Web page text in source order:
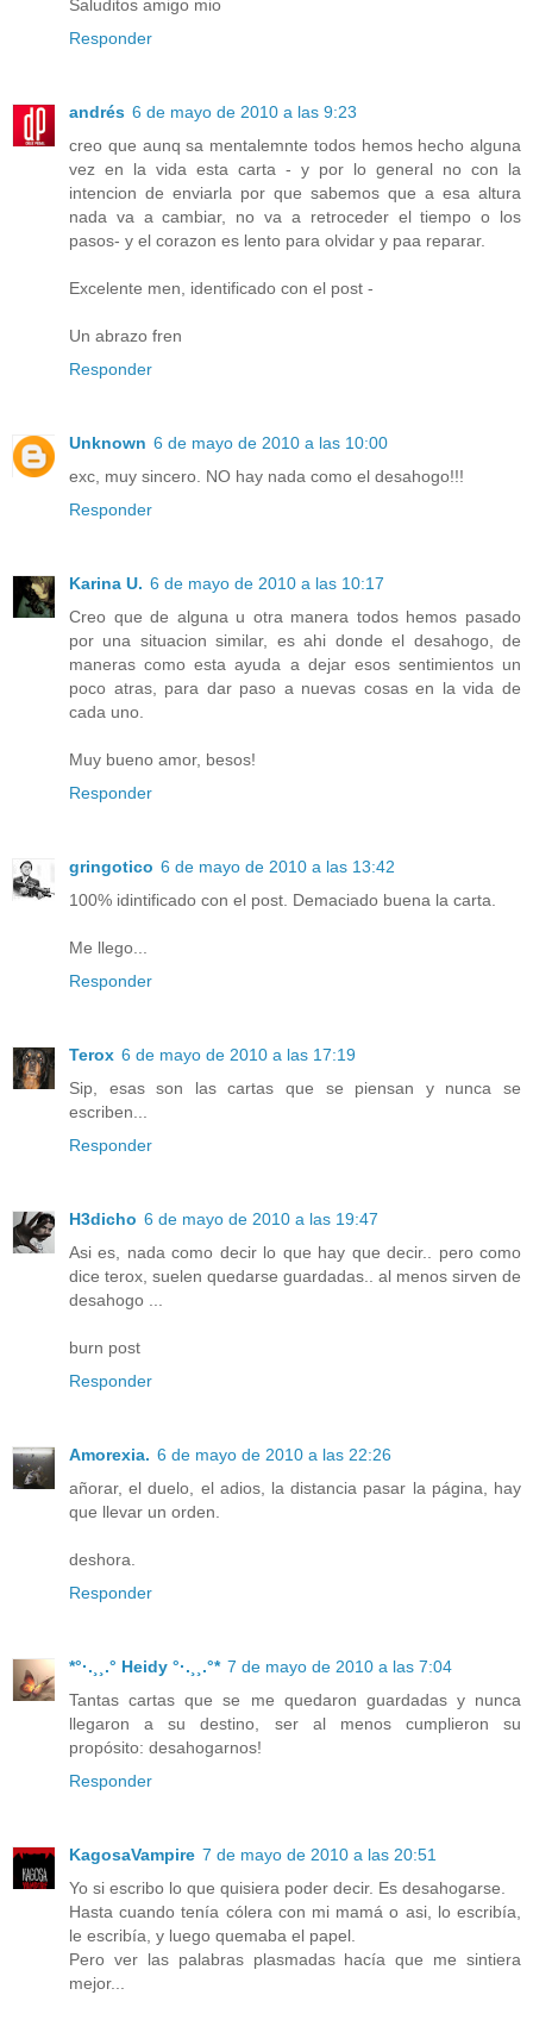
Saluditos amigo mio
Responder
andrés 6 de mayo de 2010 a las 9:23
creo que aunq sa mentalemnte todos hemos hecho alguna
vez en la vida esta carta - y por lo general no con la
intencion de enviarla por que sabemos que a esa altura
nada va a cambiar, no va a retroceder el tiempo o los
pasos- y el corazon es lento para olvidar y paa reparar.
Excelente men, identificado con el post -
Un abrazo fren
Responder
Unknown 6 de mayo de 2010 a las 10:00
exc, muy sincero. NO hay nada como el desahogo!!!
Responder
Karina U. 6 de mayo de 2010 a las 10:17
Creo que de alguna u otra manera todos hemos pasado
por una situacion similar, es ahi donde el desahogo, de
maneras como esta ayuda a dejar esos sentimientos un
poco atras, para dar paso a nuevas cosas en la vida de
cada uno.
Muy bueno amor, besos!
Responder
gringotico 6 de mayo de 2010 a las 13:42
100% idintificado con el post. Demaciado buena la carta.
Me llego...
Responder
Terox 6 de mayo de 2010 a las 17:19
Sip, esas son las cartas que se piensan y nunca se
escriben...
Responder
H3dicho 6 de mayo de 2010 a las 19:47
Asi es, nada como decir lo que hay que decir.. pero como
dice terox, suelen quedarse guardadas.. al menos sirven de
desahogo ...
burn post
Responder
Amorexia. 6 de mayo de 2010 a las 22:26
añorar, el duelo, el adios, la distancia pasar la página, hay
que llevar un orden.
deshora.
Responder
*°·.¸¸.° Heidy °·.¸¸.°* 7 de mayo de 2010 a las 7:04
Tantas cartas que se me quedaron guardadas y nunca
llegaron a su destino, ser al menos cumplieron su
propósito: desahogarnos!
Responder
KagosaVampire 7 de mayo de 2010 a las 20:51
Yo si escribo lo que quisiera poder decir. Es desahogarse.
Hasta cuando tenía cólera con mi mamá o asi, lo escribía,
le escribía, y luego quemaba el papel.
Pero ver las palabras plasmadas hacía que me sintiera
mejor...